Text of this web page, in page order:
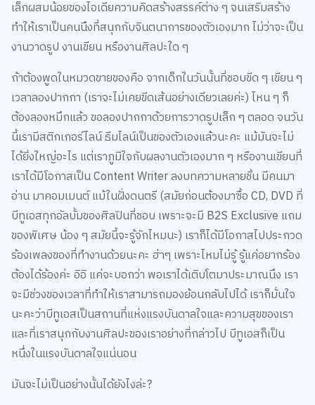
เล็กผสมน้อยของไอเดียความคิดสร้างสรรค์ต่าง ๆ จนเสริมสร้าง
ทำให้เราเป็นคนนึงที่สนุกกับจินตนาการของตัวเองมาก ไม่ว่าจะเป็น
งานวาดรูป งานเขียน หรืองานศิลปะใด ๆ
ถ้าต้องพูดในหมวดขายของคือ จากเด็กในวันนั้นที่ชอบขีด ๆ เขียน ๆ
เวลาลองปากกา (เราจะไม่เคยขีดเส้นอย่างเดียวเลยค่ะ) ไหน ๆ ก็
ต้องลองหมึกแล้ว ขอลองปากกาด้วยการวาดรูปเล็ก ๆ ตลอด จนวัน
นี้เรามีสติกเกอร์ไลน์ ธีมไลน์เป็นของตัวเองแล้วนะคะ แม้มันจะไม่
ได้ยิ่งใหญ่อะไร แต่เราภูมิใจกับผลงานตัวเองมาก ๆ หรืองานเขียนที่
เราได้มีโอกาสเป็น Content Writer ลงบทความหลายชิ้น มีคนมา
อ่าน มาคอมเมนต์ แม้ในฝั่งดนตรี (สมัยก่อนต้องมาซื้อ CD, DVD ที่
บีทูเอสทุกอัลบั้มของศิลปินที่ชอบ เพราะจะมี B2S Exclusive แถม
ของพิเศษ น้อง ๆ สมัยนี้จะรู้จักไหมนะ) เราก็ได้มีโอกาสไปประกวด
ร้องเพลงของที่ทำงานด้วยนะคะ ฮ่าๆ เพราะไหมไม่รู้ รู้แค่อยากร้อง
ต้องได้ร้องค่ะ อิอิ แค่จะบอกว่า พอเราได้เติบโตมาประมาณนึง เรา
จะมีช่วงของเวลาที่ทำให้เราสามารถมองย้อนกลับไปได้ เราก็มั่นใจ
นะคะว่าบีทูเอสเป็นสถานที่แห่งแรงบันดาลใจและความสุขของเรา
และที่เราสนุกกับงานศิลปะของเราอย่างที่กล่าวไป บีทูเอสก็เป็น
หนึ่งในแรงบันดาลใจแน่นอน
มันจะไม่เป็นอย่างนั้นได้ยังไงล่ะ?